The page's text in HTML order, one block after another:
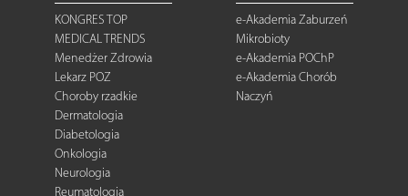
KONGRES TOP
MEDICAL TRENDS
Menedżer Zdrowia
Lekarz POZ
Choroby rzadkie
Dermatologia
Diabetologia
Onkologia
Neurologia
Reumatologia
e-Akademia Zaburzeń
Mikrobioty
e-Akademia POChP
e-Akademia Chorób
Naczyń